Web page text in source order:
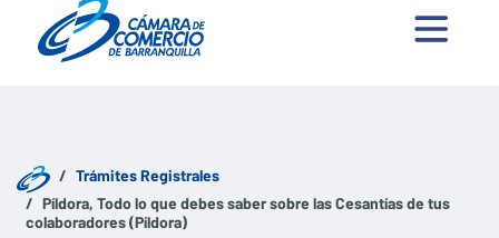
Trámites Registrales
Píldora, Todo lo que debes saber sobre las Cesantías de tus
colaboradores (Píldora)